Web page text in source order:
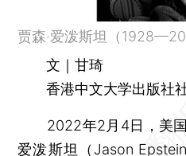
贾森·爱泼斯坦（
文｜甘琦
香港中文大学出版社
2022年2月4日，美国
爱泼斯坦（Jason